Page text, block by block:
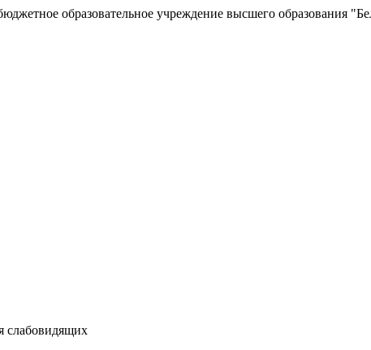
образовательное учреждение высшего образования
слабовидящих